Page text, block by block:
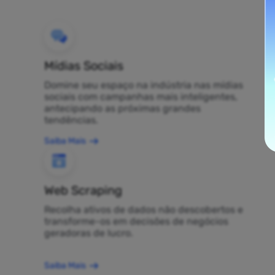
Mídias Sociais
Domine seu espaço na indústria nas mídias
sociais com campanhas mais inteligentes,
antecipando as próximas grandes
tendências.
Saiba Mais
Web Scraping
Recolha ativos de dados não descobertos e
transforme-os em decisões de negócios
geradoras de lucro.
Saiba Mais